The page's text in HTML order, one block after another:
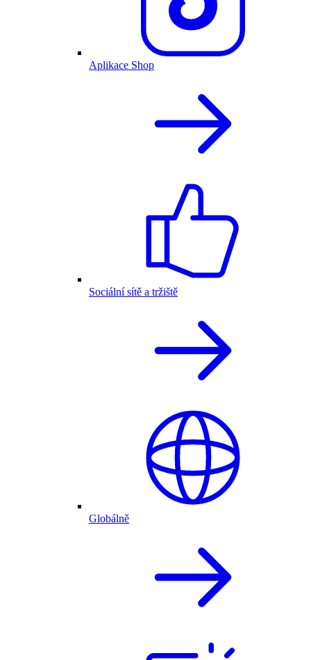
Aplikace Shop
Sociální sítě a tržiště
Globálně